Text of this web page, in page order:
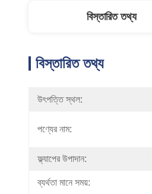
বিস্তারিত তথ্য
বিস্তারিত তথ্য
উৎপত্তি স্থল:
পণ্যের নাম:
ফ্ল্যাপের উপাদান:
ব্যর্থতা মানে সময়: